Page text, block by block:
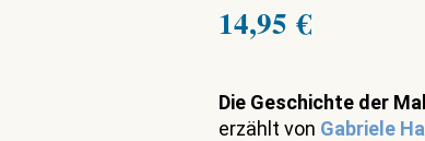
14,95 €
Die Geschichte der
erzählt von Gabriele